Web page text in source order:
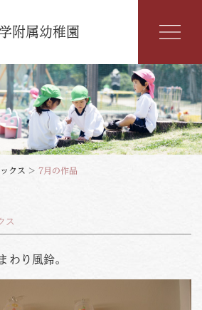
附属幼稚園
問
クス > 7月の作品
ス
わり風鈴。